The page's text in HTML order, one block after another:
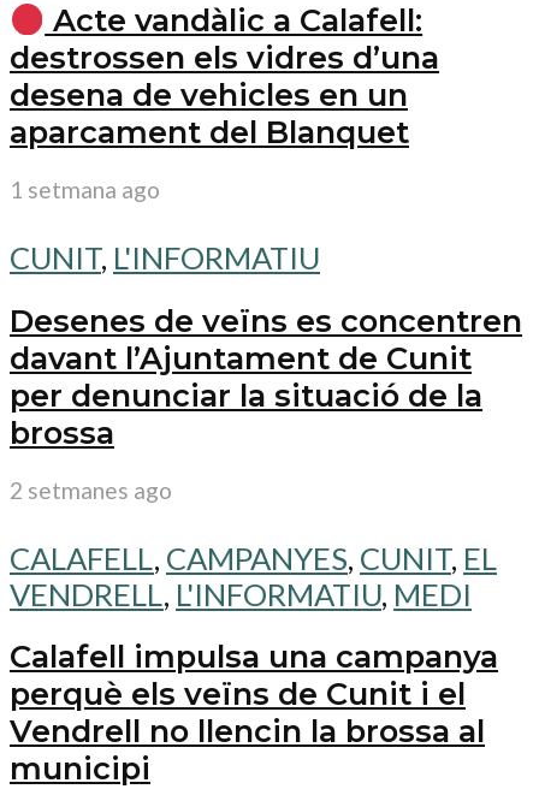
Acte vandàlic a Calafell:
destrossen els vidres d’una
desena de vehicles en un
aparcament del Blanquet
1 setmana ago
CUNIT, L'INFORMATIU
Desenes de veïns es concentren
davant l’Ajuntament de Cunit
per denunciar la situació de la
brossa
2 setmanes ago
CALAFELL , CAMPANYES, CUNIT, EL
VENDRELL , L'INFORMATIU, MEDI
Calafell impulsa una campanya
perquè els veïns de Cunit i el
Vendrell no llencin la brossa al
municipi